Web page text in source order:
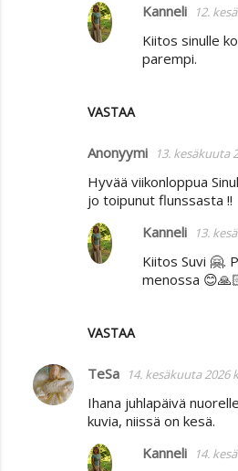
VASTAA
Kanneli 12.
Kiitos sinulle
parempi.
Anonyymi 13. kesäkuuta
Hyvää viikonloppua
jo toipunut flunssasta !!
VASTAA
Kanneli 13.
Kiitos Suvi 🤗.
menossa
TeSa 14. kesäkuuta 2026
Ihana juhlapäivä
kuvia, niissä on kesä.
Kanneli 14.